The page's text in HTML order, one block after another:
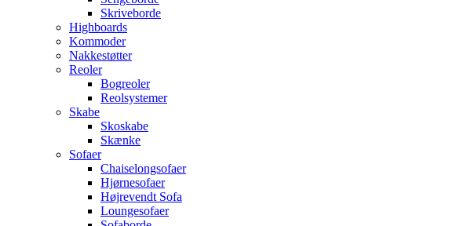
Skriveborde
Highboards
Kommoder
Nakkestøtter
Reoler
Bogreoler
Reolsystemer
Skabe
Skoskabe
Skænke
Sofaer
Chaiselongsofaer
Hjørnesofaer
Højrevendt Sofa
Loungesofaer